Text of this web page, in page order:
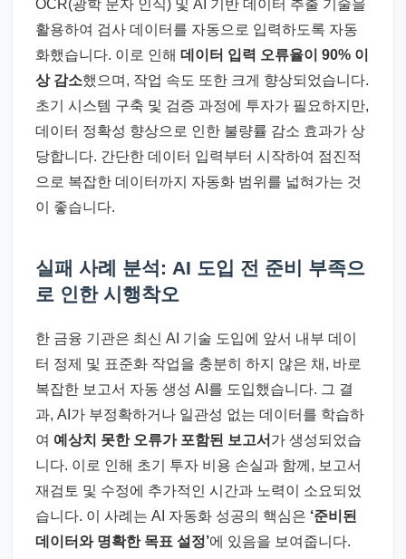
OCR(광학 문자 인식) 및 AI 기반 데이터 추출 기술을
활용하여 검사 데이터를 자동으로 입력하도록 자동
화했습니다. 이로 인해 데이터 입력 오류율이 90% 이
상 감소했으며, 작업 속도 또한 크게 향상되었습니다.
초기 시스템 구축 및 검증 과정에 투자가 필요하지만,
데이터 정확성 향상으로 인한 불량률 감소 효과가 상
당합니다. 간단한 데이터 입력부터 시작하여 점진적
으로 복잡한 데이터까지 자동화 범위를 넓혀가는 것
이 좋습니다.
실패 사례 분석: AI 도입 전 준비 부족으
로 인한 시행착오
한 금융 기관은 최신 AI 기술 도입에 앞서 내부 데이
터 정제 및 표준화 작업을 충분히 하지 않은 채, 바로
복잡한 보고서 자동 생성 AI를 도입했습니다. 그 결
과, AI가 부정확하거나 일관성 없는 데이터를 학습하
여 예상치 못한 오류가 포함된 보고서 가 생성되었습
니다. 이로 인해 초기 투자 비용 손실과 함께, 보고서
재검토 및 수정에 추가적인 시간과 노력이 소요되었
습니다. 이 사례는 AI 자동화 성공의 핵심은 ‘준비된
데이터와 명확한 목표 설정’에 있음을 보여줍니다.